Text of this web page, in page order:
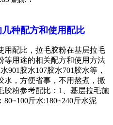
种配方和使用配比
用配比，拉毛胶粉在基层拉毛
等用途的相关配方和使用方法
901胶水107胶水701胶水等，
水，方便省事，不用熬煮，搬
胶粉参考配比：1、基层拉毛施
斤水:180~240斤水泥